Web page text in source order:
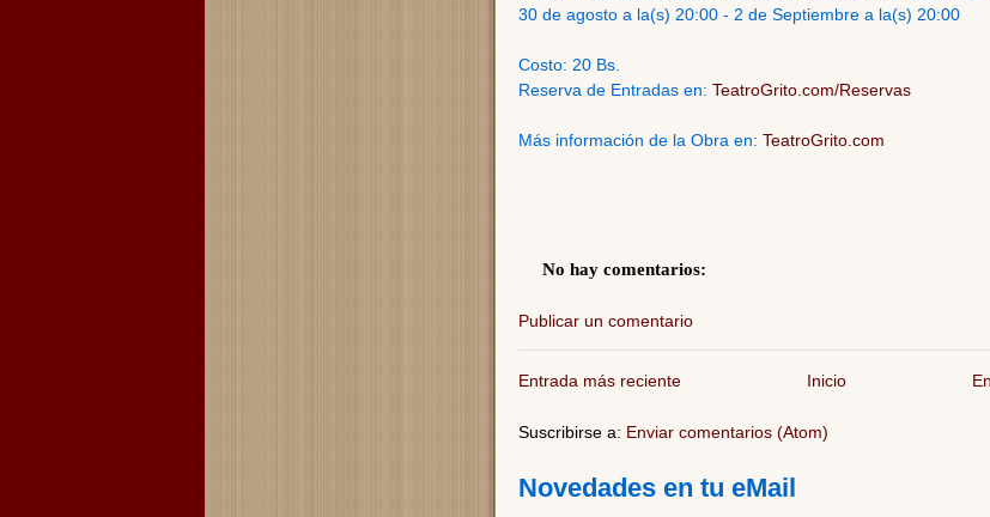
30 de agosto a la(s) 20:00 - 2 de Septiembre a la(s) 20:00
Costo: 20 Bs.
Reserva de Entradas en: TeatroGrito.com/Reservas
Más información de la Obra en: TeatroGrito.com
No hay comentarios:
Publicar un comentario
Entrada más reciente Inicio
Suscribirse a: Enviar comentarios (Atom)
Novedades en tu eMail